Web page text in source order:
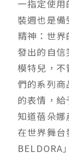
一指定使
裝週也是
精神：世
發出的自
模特兒，
們的系列
的表情，
知道蓓朵
在世界舞
BELDORA